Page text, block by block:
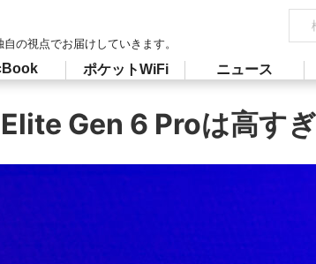
の視点でお届けしていきます。
ポケットWiFi ニュース
Gen 6 Proは高す